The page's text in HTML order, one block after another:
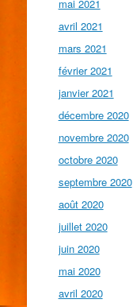
mai 2021
avril 2021
mars 2021
février 2021
janvier 2021
décembre 2020
novembre 2020
octobre 2020
septembre 2020
août 2020
juillet 2020
juin 2020
mai 2020
avril 2020